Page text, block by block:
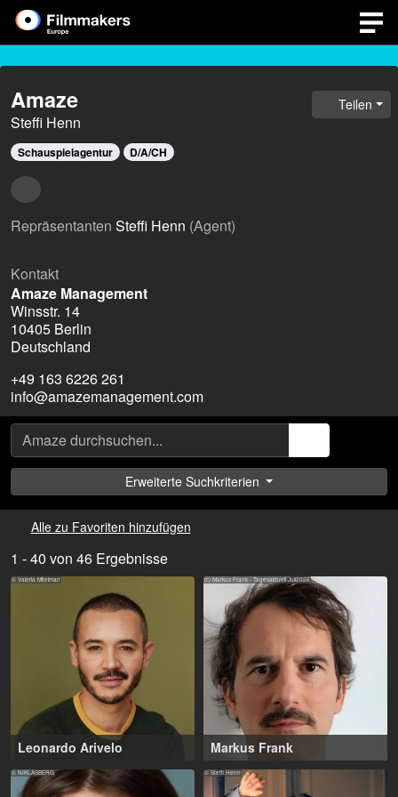
Amaze
Steffi Henn
Schauspielagentur D/A/CH
Repräsentanten Steffi Henn (Agent)
Kontakt
Amaze Management
Winsstr. 14
10405 Berlin
Deutschland
+49 163 6226 261
info@amazemanagement.com
Teilen
Erweiterte Suchkriterien
Alle zu Favoriten hinzufügen
1 - 40 von 46 Ergebnisse
© Valeria Mitelman
28-38 Jahre,Berlin (DE)
Leonardo Arivelo
(c) Markus Frank - Tagesaktuell-Juli2026
43-54 Jahre,Berlin (DE)
Markus Frank
© NIKLASBERG © Steffi Henn